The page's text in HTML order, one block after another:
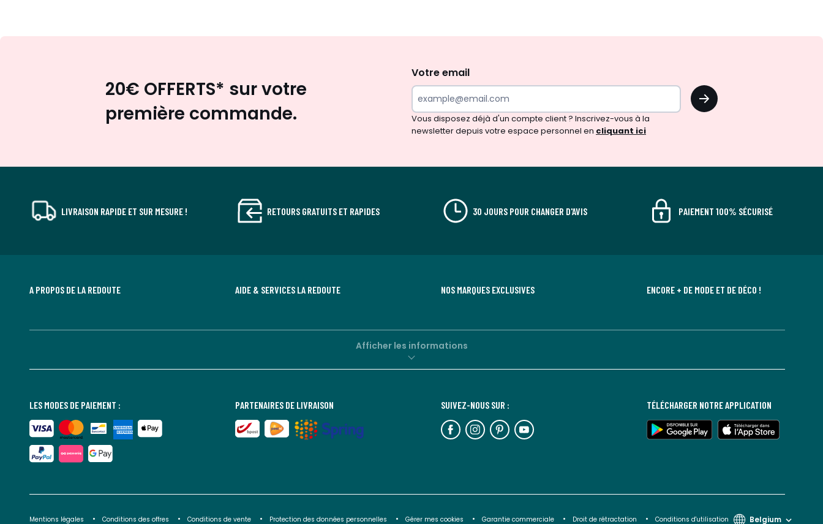
et
de
surprises?
20€ OFFERTS* sur votre
première commande.
Votre email
OK
Vous disposez déjà d'un compte client ? Inscrivez-vous à la
newsletter depuis votre espace personnel en cliquant ici
LIVRAISON RAPIDE ET SUR MESURE ! RETOURS GRATUITS ET RAPIDES 30 JOURS POUR CHANGER D'AVIS PAIEMENT 100% SÉCURISÉ
A PROPOS DE LA REDOUTE AIDE & SERVICES LA REDOUTE NOS MARQUES EXCLUSIVES ENCORE + DE MODE ET DE DÉCO !
Afficher les informations
LES MODES DE PAIEMENT : PARTENAIRES DE LIVRAISON SUIVEZ-NOUS SUR : TÉLÉCHARGER NOTRE APPLICATION
Mentions légales Conditions des offres Conditions de vente Protection des données personnelles Gérer mes cookies Garantie commerciale Droit de rétractation Conditions d'utilisation Belgium